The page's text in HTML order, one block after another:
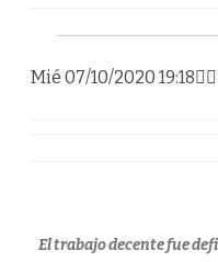
E
C
O
E
Mié 07/10/2020 19:18
El trabajo decente fue